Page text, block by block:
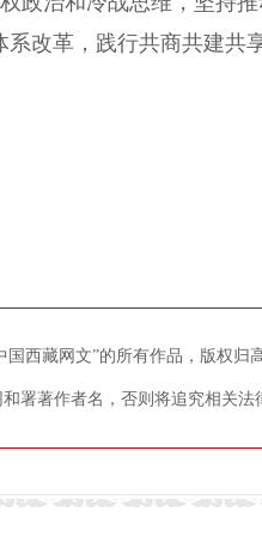
改革，践行共商共建共
国西藏网文”的所有作品，版权
署著作者名，否则将追究相关法